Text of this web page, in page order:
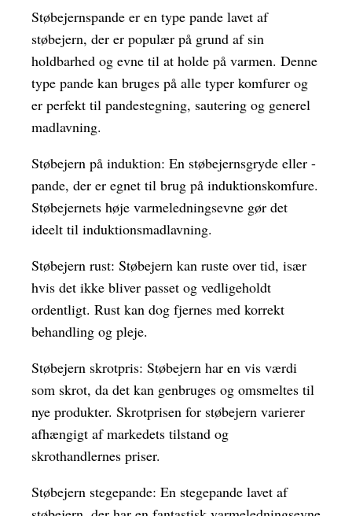
Støbejernspande er en type pande lavet af
støbejern, der er populær på grund af sin
holdbarhed og evne til at holde på varmen. Denne
type pande kan bruges på alle typer komfurer og
er perfekt til pandestegning, sautering og generel
madlavning.
Støbejern på induktion: En støbejernsgryde eller -
pande, der er egnet til brug på induktionskomfure.
Støbejernets høje varmeledningsevne gør det
ideelt til induktionsmadlavning.
Støbejern rust: Støbejern kan ruste over tid, især
hvis det ikke bliver passet og vedligeholdt
ordentligt. Rust kan dog fjernes med korrekt
behandling og pleje.
Støbejern skrotpris: Støbejern har en vis værdi
som skrot, da det kan genbruges og omsmeltes til
nye produkter. Skrotprisen for støbejern varierer
afhængigt af markedets tilstand og
skrothandlernes priser.
Støbejern stegepande: En stegepande lavet af